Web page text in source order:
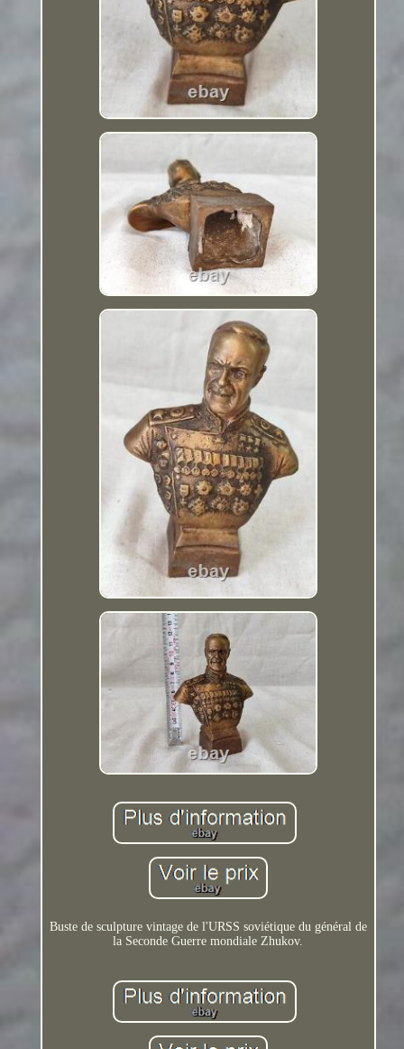
Buste de sculpture vintage de l'URSS soviétique du général de
la Seconde Guerre mondiale Zhukov.